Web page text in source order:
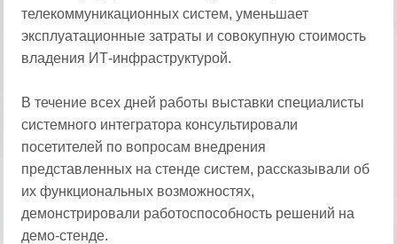
телекоммуникационных систем, уменьшает
эксплуатационные затраты и совокупную стоимость
владения ИТ-инфраструктурой.
В течение всех дней работы выставки специалисты
системного интегратора консультировали
посетителей по вопросам внедрения
представленных на стенде систем, рассказывали об
их функциональных возможностях,
демонстрировали работоспособность решений на
демо-стенде.